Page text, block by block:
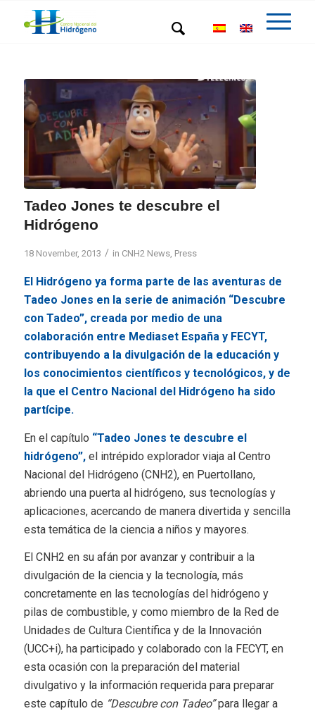
Tadeo Jones te descubre el
Hidrógeno
18 November, 2013 / in CNH2 News, Press
El Hidrógeno ya forma parte de las aventuras de
Tadeo Jones en la serie de animación “Descubre
con Tadeo”, creada por medio de una
colaboración entre Mediaset España y FECYT,
contribuyendo a la divulgación de la educación y
los conocimientos científicos y tecnológicos, y de
la que el Centro Nacional del Hidrógeno ha sido
partícipe.
En el capítulo “Tadeo Jones te descubre el
hidrógeno”,el intrépido explorador viaja al Centro
Nacional del Hidrógeno (CNH2), en Puertollano,
abriendo una puerta al hidrógeno, sus tecnologías y
aplicaciones, acercando de manera divertida y sencilla
esta temática de la ciencia a niños y mayores.
El CNH2 en su afán por avanzar y contribuir a la
divulgación de la ciencia y la tecnología, más
concretamente en las tecnologías del hidrógeno y
pilas de combustible, y como miembro de la Red de
Unidades de Cultura Científica y de la Innovación
(UCC+i), ha participado y colaborado con la FECYT, en
esta ocasión con la preparación del material
divulgativo y la información requerida para preparar
este capítulo de “Descubre con Tadeo”para llegar a